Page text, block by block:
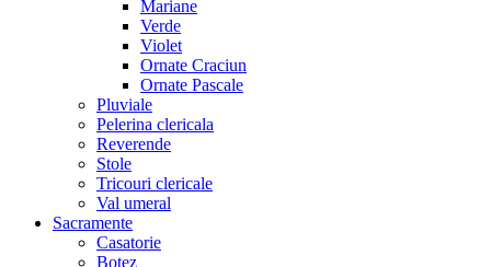
Mariane
Verde
Violet
Ornate Craciun
Ornate Pascale
Pluviale
Pelerina clericala
Reverende
Stole
Tricouri clericale
Val umeral
Sacramente
Casatorie
Botez